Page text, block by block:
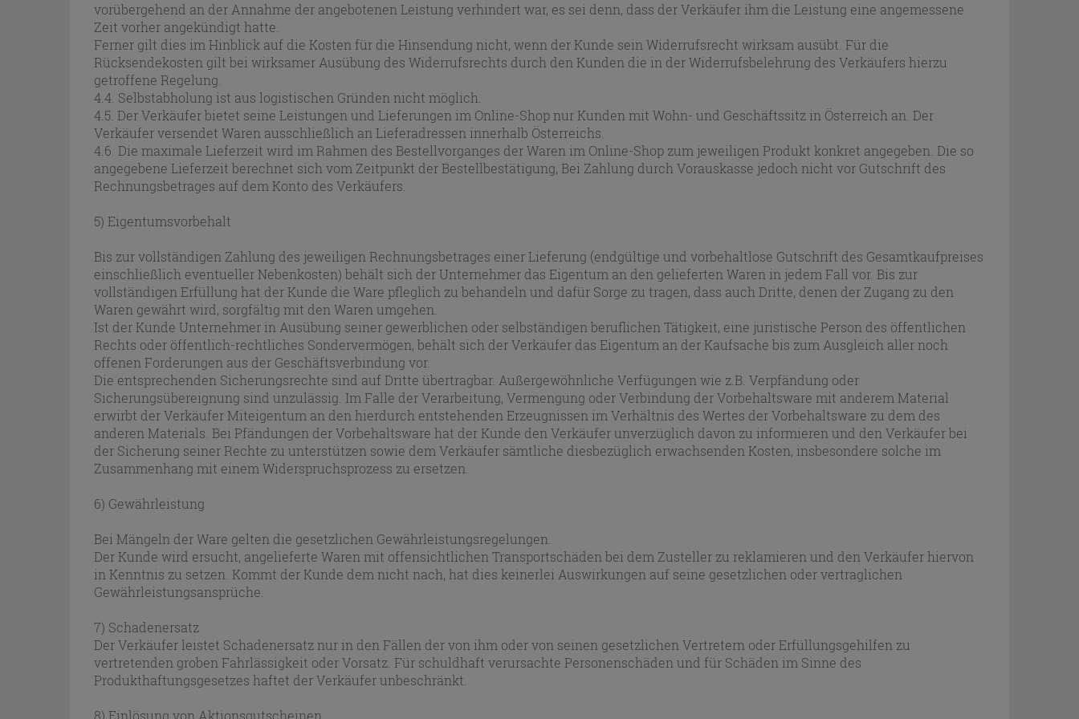
vorübergehend an der Annahme der angebotenen Leistung verhindert war, es sei denn, dass der Verkäufer ihm die Leistung eine angemessene
Zeit vorher angekündigt hatte.
Ferner gilt dies im Hinblick auf die Kosten für die Hinsendung nicht, wenn der Kunde sein Widerrufsrecht wirksam ausübt. Für die
Rücksendekosten gilt bei wirksamer Ausübung des Widerrufsrechts durch den Kunden die in der Widerrufsbelehrung des Verkäufers hierzu
getroffene Regelung.
4.4. Selbstabholung ist aus logistischen Gründen nicht möglich.
4.5. Der Verkäufer bietet seine Leistungen und Lieferungen im Online-Shop nur Kunden mit Wohn- und Geschäftssitz in Österreich an. Der
Verkäufer versendet Waren ausschließlich an Lieferadressen innerhalb Österreichs.
4.6. Die maximale Lieferzeit wird im Rahmen des Bestellvorganges der Waren im Online-Shop zum jeweiligen Produkt konkret angegeben. Die so
angegebene Lieferzeit berechnet sich vom Zeitpunkt der Bestellbestätigung, Bei Zahlung durch Vorauskasse jedoch nicht vor Gutschrift des
Rechnungsbetrages auf dem Konto des Verkäufers.
5) Eigentumsvorbehalt
Bis zur vollständigen Zahlung des jeweiligen Rechnungsbetrages einer Lieferung (endgültige und vorbehaltlose Gutschrift des Gesamtkaufpreises
einschließlich eventueller Nebenkosten) behält sich der Unternehmer das Eigentum an den gelieferten Waren in jedem Fall vor. Bis zur
vollständigen Erfüllung hat der Kunde die Ware pfleglich zu behandeln und dafür Sorge zu tragen, dass auch Dritte, denen der Zugang zu den
Waren gewährt wird, sorgfältig mit den Waren umgehen.
Ist der Kunde Unternehmer in Ausübung seiner gewerblichen oder selbständigen beruflichen Tätigkeit, eine juristische Person des öffentlichen
Rechts oder öffentlich-rechtliches Sondervermögen, behält sich der Verkäufer das Eigentum an der Kaufsache bis zum Ausgleich aller noch
offenen Forderungen aus der Geschäftsverbindung vor.
Die entsprechenden Sicherungsrechte sind auf Dritte übertragbar. Außergewöhnliche Verfügungen wie z.B. Verpfändung oder
Sicherungsübereignung sind unzulässig. Im Falle der Verarbeitung, Vermengung oder Verbindung der Vorbehaltsware mit anderem Material
erwirbt der Verkäufer Miteigentum an den hierdurch entstehenden Erzeugnissen im Verhältnis des Wertes der Vorbehaltsware zu dem des
anderen Materials. Bei Pfändungen der Vorbehaltsware hat der Kunde den Verkäufer unverzüglich davon zu informieren und den Verkäufer bei
der Sicherung seiner Rechte zu unterstützen sowie dem Verkäufer sämtliche diesbezüglich erwachsenden Kosten, insbesondere solche im
Zusammenhang mit einem Widerspruchsprozess zu ersetzen.
6) Gewährleistung
Bei Mängeln der Ware gelten die gesetzlichen Gewährleistungsregelungen.
Der Kunde wird ersucht, angelieferte Waren mit offensichtlichen Transportschäden bei dem Zusteller zu reklamieren und den Verkäufer hiervon
in Kenntnis zu setzen. Kommt der Kunde dem nicht nach, hat dies keinerlei Auswirkungen auf seine gesetzlichen oder vertraglichen
Gewährleistungsansprüche.
7) Schadenersatz
Der Verkäufer leistet Schadenersatz nur in den Fällen der von ihm oder von seinen gesetzlichen Vertretern oder Erfüllungsgehilfen zu
vertretenden groben Fahrlässigkeit oder Vorsatz. Für schuldhaft verursachte Personenschäden und für Schäden im Sinne des
Produkthaftungsgesetzes haftet der Verkäufer unbeschränkt.
8) Einlösung von Aktionsgutscheinen